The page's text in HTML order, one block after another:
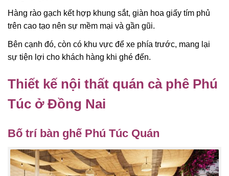
Hàng rào gạch kết hợp khung sắt, giàn hoa giấy tím phủ
trên cao tạo nên sự mềm mại và gần gũi.
Bên cạnh đó, còn có khu vực để xe phía trước, mang lại
sự tiện lợi cho khách hàng khi ghé đến.
Thiết kế nội thất quán cà phê Phú
Túc ở Đồng Nai
Bố trí bàn ghế Phú Túc Quán